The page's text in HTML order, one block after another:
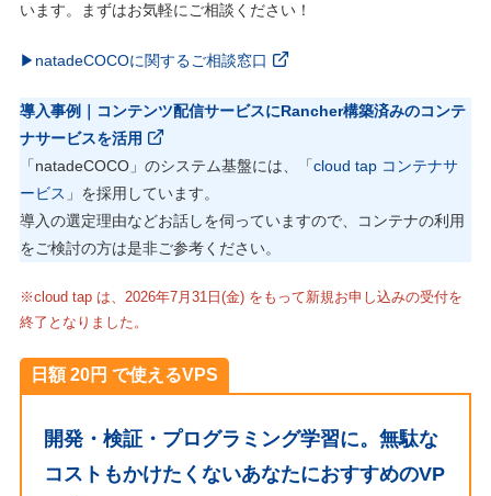
います。まずはお気軽にご相談ください！
▶natadeCOCOに関するご相談窓⼝
導入事例｜コンテンツ配信サービスにRancher構築済みのコンテ
ナサービスを活用
「natadeCOCO」のシステム基盤には、「cloud tap コンテナサ
ービス 」を採用しています。
導入の選定理由などお話しを伺っていますので、コンテナの利用
をご検討の方は是非ご参考ください。
※cloud tap は、2026年7月31日(金) をもって新規お申し込みの受付を
終了となりました。
日額 20円 で使えるVPS
開発・検証・プログラミング学習に。無駄な
コストもかけたくないあなたにおすすめのVP